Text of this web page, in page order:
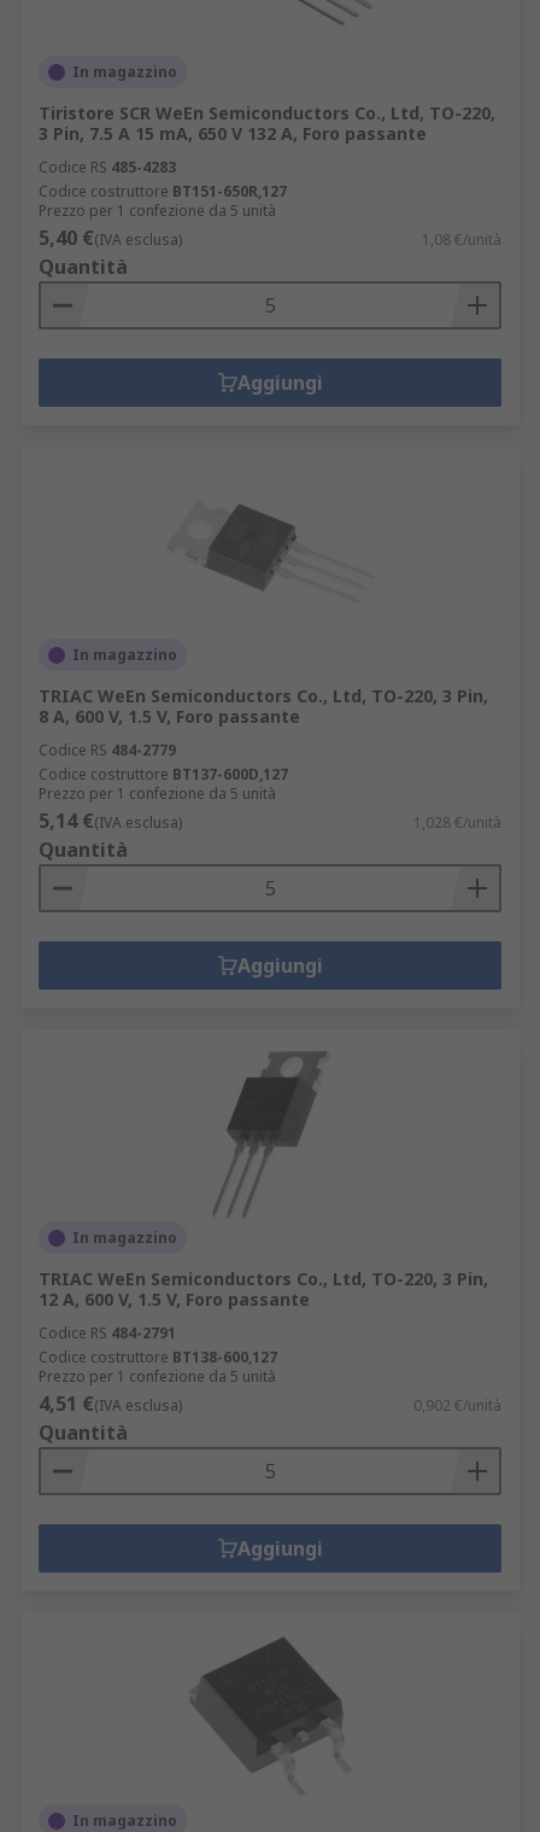
In magazzino
Tiristore SCR WeEn Semiconductors Co., Ltd, TO-220,
3 Pin, 7.5 A 15 mA, 650 V 132 A, Foro passante
Codice RS 485-4283
Codice costruttore BT151-650R,127
Prezzo per 1 confezione da 5 unità
5,40 €(IVA esclusa) 1,08 €/unità
Quantità
Aggiungi
In magazzino
TRIAC WeEn Semiconductors Co., Ltd, TO-220, 3 Pin,
8 A, 600 V, 1.5 V, Foro passante
Codice RS 484-2779
Codice costruttore BT137-600D,127
Prezzo per 1 confezione da 5 unità
5,14 €(IVA esclusa) 1,028 €/unità
Quantità
Aggiungi
In magazzino
TRIAC WeEn Semiconductors Co., Ltd, TO-220, 3 Pin,
12 A, 600 V, 1.5 V, Foro passante
Codice RS 484-2791
Codice costruttore BT138-600,127
Prezzo per 1 confezione da 5 unità
4,51 €(IVA esclusa) 0,902 €/unità
Quantità
Aggiungi
In magazzino